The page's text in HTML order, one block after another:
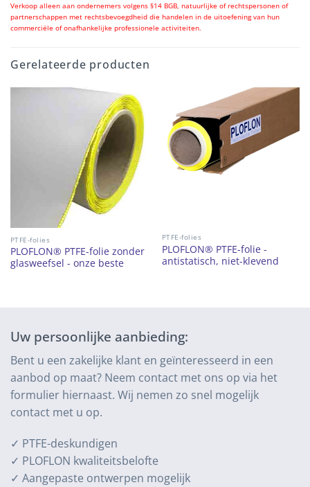
Verkoop alleen aan ondernemers volgens §14 BGB, natuurlijke of rechtspersonen of
partnerschappen met rechtsbevoegdheid die handelen in de uitoefening van hun
commerciële of onafhankelijke professionele activiteiten.
Gerelateerde producten
PTFE-folies
PLOFLON® PTFE-folie zonder
glasweefsel - onze beste
PTFE-folies
PLOFLON® PTFE-folie -
antistatisch, niet-klevend
Uw persoonlijke aanbieding:
Bent u een zakelijke klant en geïnteresseerd in een
aanbod op maat? Neem contact met ons op via het
formulier hiernaast. Wij nemen zo snel mogelijk
contact met u op.
✓ PTFE-deskundigen
✓ PLOFLON kwaliteitsbelofte
✓ Aangepaste ontwerpen mogelijk